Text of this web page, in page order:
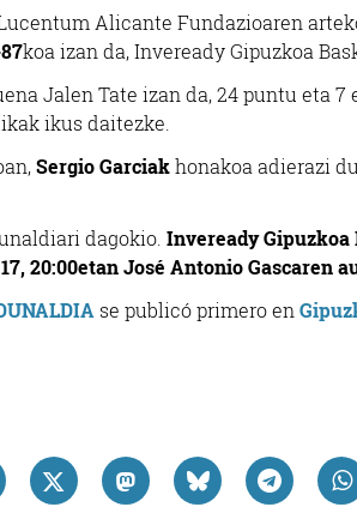
Alicante Fundazioaren
koa izan da, Inveready Gipuzkoa
Jalen Tate izan da, 24 puntu eta
ikus daitezke.
Sergio Garciakhonakoa adierazi
dagokio. Inveready
20:00etan José Antonio Gascaren
se publicó primero en